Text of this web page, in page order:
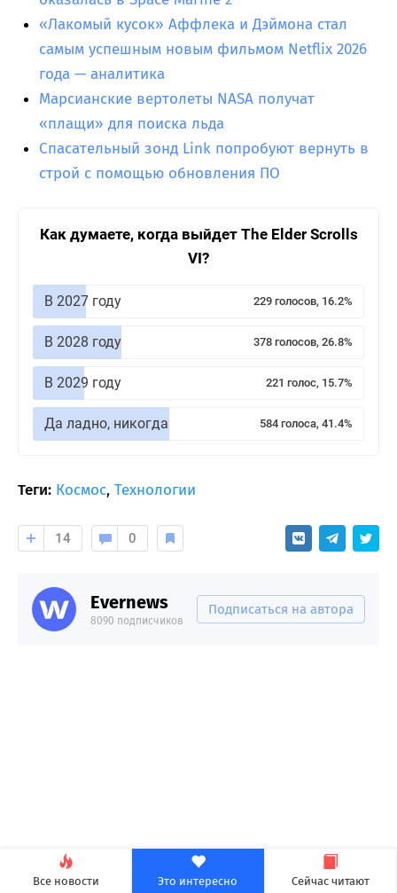
Все новости Это интересно Сейчас читают
«Лакомый кусок» Аффлека и Дэймона стал
самым успешным новым фильмом Netflix 2026
года — аналитика
Марсианские вертолеты NASA получат
«плащи» для поиска льда
Спасательный зонд Link попробуют вернуть в
строй с помощью обновления ПО
Как думаете, когда выйдет The Elder Scrolls
VI?
В 2027 году 229 голосов, 16.2%
В 2028 году 378 голосов, 26.8%
В 2029 году 221 голос, 15.7%
Да ладно, никогда 584 голоса, 41.4%
Теги: Космос, Технологии
14 0
Evernews
8090 подписчиков
Подписаться на автора